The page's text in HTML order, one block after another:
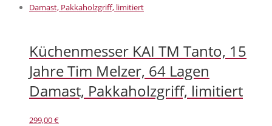
Küchenmesser KAI TM Tanto, 15
Jahre Tim Melzer, 64 Lagen
Damast, Pakkaholzgriff, limitiert
299,00€